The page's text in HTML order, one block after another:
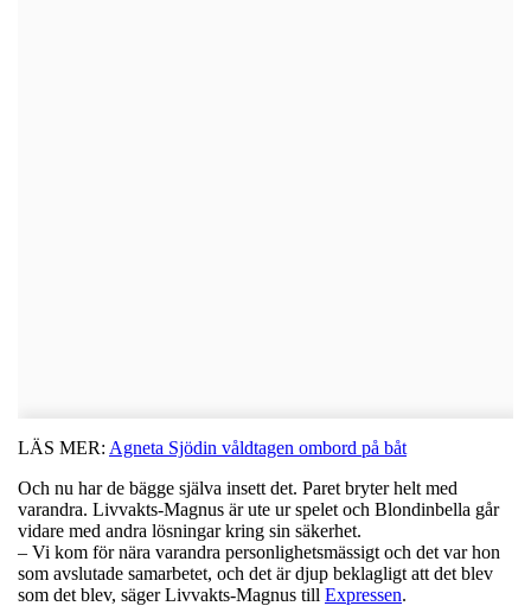
LÄS MER: Agneta Sjödin våldtagen ombord på båt
Och nu har de bägge själva insett det. Paret bryter helt med
varandra. Livvakts-Magnus är ute ur spelet och Blondinbella går
vidare med andra lösningar kring sin säkerhet.
– Vi kom för nära varandra personlighetsmässigt och det var hon
som avslutade samarbetet, och det är djup beklagligt att det blev
som det blev, säger Livvakts-Magnus till Expressen.